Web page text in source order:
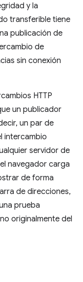
y la
transferible tiene
publicación de
de
sin conexión
HTTP
un publicador
un par de
intercambio
servidor de
navegador carga
de forma
de direcciones,
prueba
originalmente del